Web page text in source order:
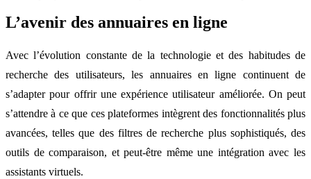
L’avenir des annuaires en ligne
Avec l’évolution constante de la technologie et des habitudes de
recherche des utilisateurs, les annuaires en ligne continuent de
s’adapter pour offrir une expérience utilisateur améliorée. On peut
s’attendre à ce que ces plateformes intègrent des fonctionnalités plus
avancées, telles que des filtres de recherche plus sophistiqués, des
outils de comparaison, et peut-être même une intégration avec les
assistants virtuels.